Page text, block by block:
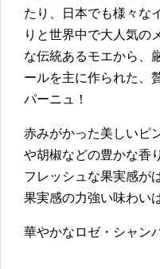
たり、日本でも様々な
りと世界中で大人気の
な伝統あるモエから、
ールを主に作られた、
パーニュ！
赤みがかった美しいピ
や胡椒などの豊かな香
フレッシュな果実感が
果実感の力強い味わい
華やかなロゼ・シャン